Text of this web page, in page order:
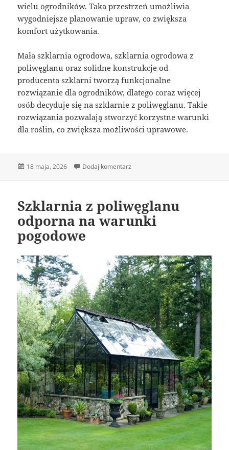
wielu ogrodników. Taka przestrzeń umożliwia
wygodniejsze planowanie upraw, co zwiększa
komfort użytkowania.
Mała szklarnia ogrodowa, szklarnia ogrodowa z
poliwęglanu oraz solidne konstrukcje od
producenta szklarni tworzą funkcjonalne
rozwiązanie dla ogrodników, dlatego coraz więcej
osób decyduje się na szklarnie z poliwęglanu. Takie
rozwiązania pozwalają stworzyć korzystne warunki
dla roślin, co zwiększa możliwości uprawowe.
Data
18 maja, 2026 Dodaj komentarz
Szklarnia z poliwęglanu
odporna na warunki
pogodowe